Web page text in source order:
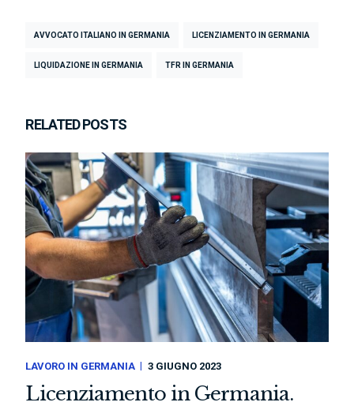
AVVOCATO ITALIANO IN GERMANIA LICENZIAMENTO IN GERMANIA
LIQUIDAZIONE IN GERMANIA TFR IN GERMANIA
RELATED POSTS
LAVORO IN GERMANIA 3 GIUGNO 2023
Licenziamento in Germania.